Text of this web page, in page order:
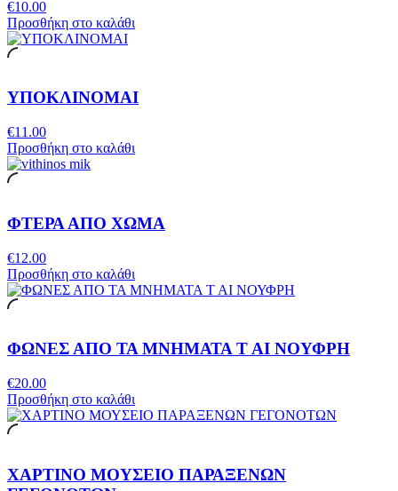
€10.00
Προσθήκη στο καλάθι
ΥΠΟΚΛΙΝΟΜΑΙ
€11.00
Προσθήκη στο καλάθι
ΦΤΕΡΑ ΑΠΟ ΧΩΜΑ
€12.00
Προσθήκη στο καλάθι
ΦΩΝΕΣ ΑΠΟ ΤΑ ΜΝΗΜΑΤΑ Τ ΑΙ ΝΟΥΦΡΗ
€20.00
Προσθήκη στο καλάθι
ΧΑΡΤΙΝΟ ΜΟΥΣΕΙΟ ΠΑΡΑΞΕΝΩΝ